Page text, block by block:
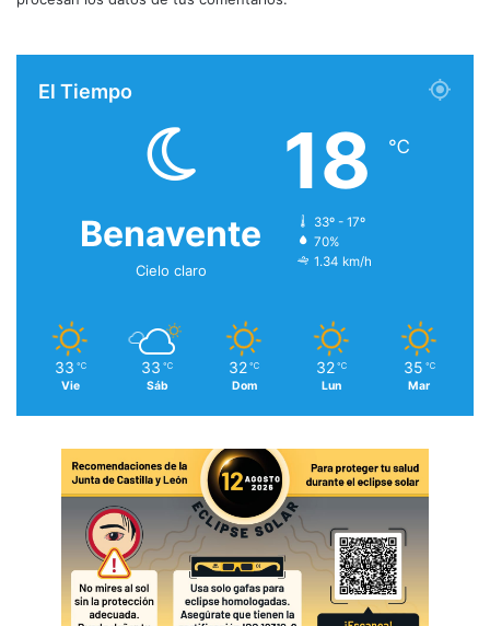
El Tiempo
Benavente
Cielo claro
18 ℃
33º - 17º
70%
1.34 km/h
33 ℃
Vie
33 ℃
Sáb
32 ℃
Dom
32 ℃
Lun
35 ℃
Mar